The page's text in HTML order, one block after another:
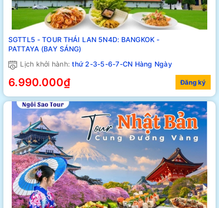
SGTTL5 - TOUR THÁI LAN 5N4D: BANGKOK -
PATTAYA (BAY SÁNG)
Lịch khởi hành:thứ 2-3-5-6-7-CN Hàng Ngày
6.990.000₫ Đăng ký